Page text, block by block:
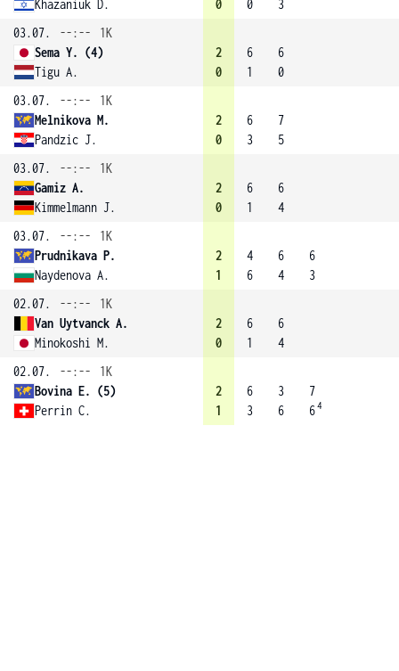
Khazaniuk D. 0 0
3
03.07.
--:--
1K
Sema Y. (4)
Tigu A.
2
0
6
1
6
0
03.07.
--:--
1K
Melnikova M.
Pandzic J.
2
0
6
3
7
5
03.07.
--:--
1K
Gamiz A.
Kimmelmann J.
2
0
6
1
6
4
03.07.
--:--
1K
Prudnikava P.
Naydenova A.
2
1
4
6
6
4
6
3
02.07.
--:--
1K
Van Uytvanck A.
Minokoshi M.
2
0
6
1
6
4
02.07.
--:--
1K
Bovina E. (5)
Perrin C.
2
1
6
3
3
6
7
64